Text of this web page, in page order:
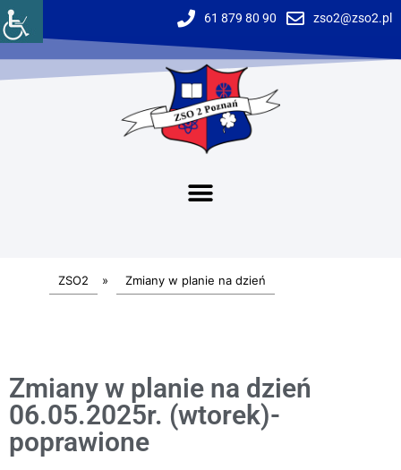
61 879 80 90 zso2@zso2.pl
ZSO2 » Zmiany w planie na dzień
Zmiany w planie na dzień
06.05.2025r. (wtorek)-
poprawione